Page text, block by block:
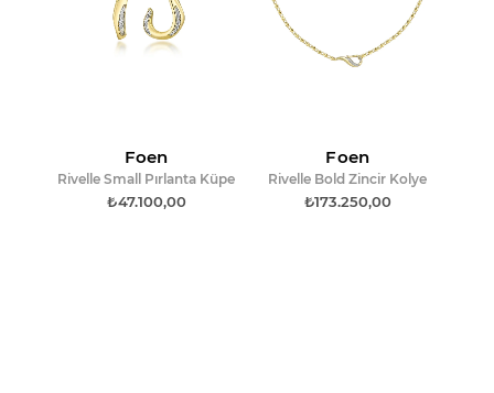
Foen
Rivelle Small Pırlanta Küpe
₺47.100,00
Foen
Rivelle Bold Zincir Kolye
₺173.250,00